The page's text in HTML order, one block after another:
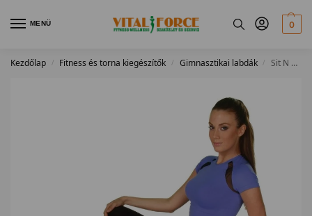
MENÜ 0
Kezdőlap / Fitness és torna kiegészítők / Gimnasztikai labdák / Sit N Gym ülőlabda